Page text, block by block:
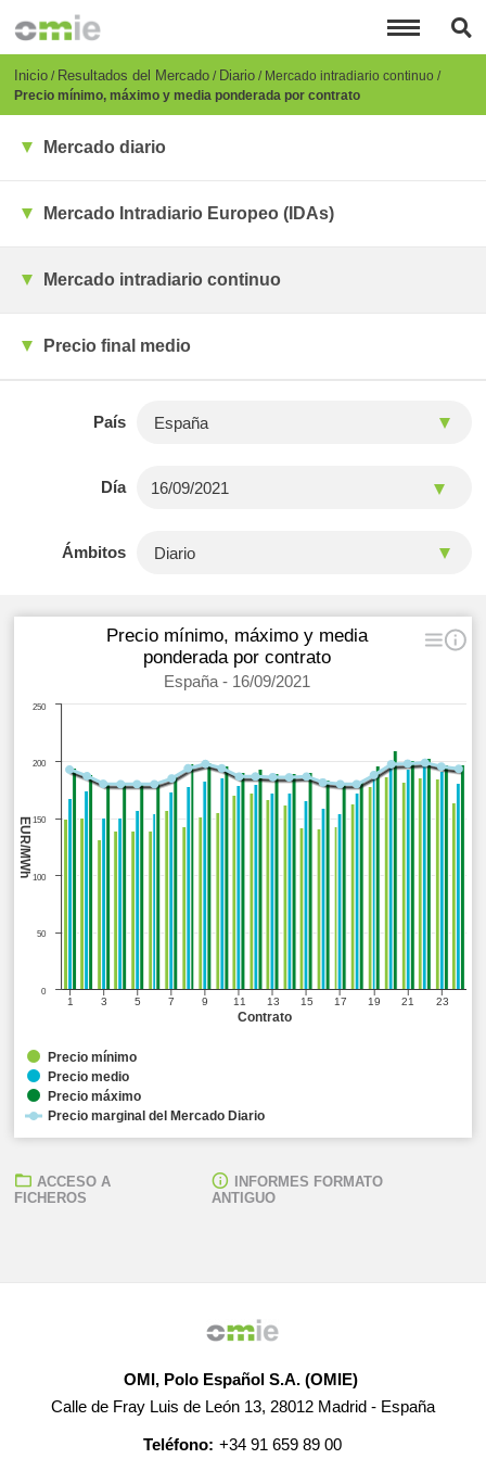
principal
Breadcrumb
Inicio Resultados del Mercado Diario Mercado intradiario continuo
Precio mínimo, máximo y media ponderada por contrato
Mercado diario
Mercado Intradiario Europeo (IDAs)
Mercado intradiario continuo
Precio final medio
País
Día
Ámbitos
Contrato
EUR/MWh
Precio mínimo, máximo y media
ponderada por contrato
España - 16/09/2021
1 3 5 7 9 11 13 15 17 19 21 23
0
50
100
150
200
250
Precio mínimo
Precio medio
Precio máximo
Precio marginal del Mercado Diario
ACCESO A
FICHEROS
INFORMES FORMATO
ANTIGUO
OMI, Polo Español S.A. (OMIE)
Calle de Fray Luis de León 13, 28012 Madrid - España
Teléfono: +34 91 659 89 00